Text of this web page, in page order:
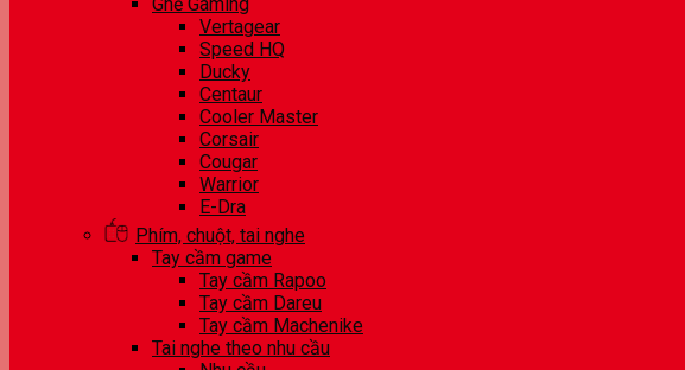
Vertagear
Speed HQ
Ducky
Centaur
Cooler Master
Corsair
Cougar
Warrior
E-Dra
Phím, chuột, tai nghe
Tay cầm game
Tay cầm Rapoo
Tay cầm Dareu
Tay cầm Machenike
Tai nghe theo nhu cầu